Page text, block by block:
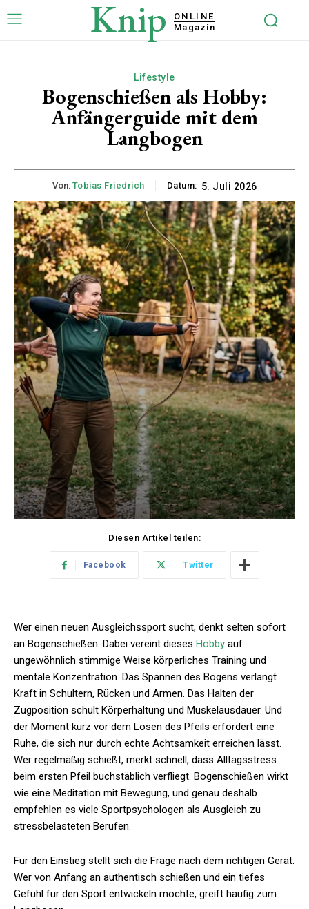
Knip
ONLINE
Magazin
Lifestyle
Bogenschießen als Hobby:
Anfängerguide mit dem
Langbogen
Von: Tobias Friedrich Datum: 5. Juli 2026
Diesen Artikel teilen:
Facebook Twitter
Wer einen neuen Ausgleichssport sucht, denkt selten sofort
an Bogenschießen. Dabei vereint dieses Hobby auf
ungewöhnlich stimmige Weise körperliches Training und
mentale Konzentration. Das Spannen des Bogens verlangt
Kraft in Schultern, Rücken und Armen. Das Halten der
Zugposition schult Körperhaltung und Muskelausdauer. Und
der Moment kurz vor dem Lösen des Pfeils erfordert eine
Ruhe, die sich nur durch echte Achtsamkeit erreichen lässt.
Wer regelmäßig schießt, merkt schnell, dass Alltagsstress
beim ersten Pfeil buchstäblich verfliegt. Bogenschießen wirkt
wie eine Meditation mit Bewegung, und genau deshalb
empfehlen es viele Sportpsychologen als Ausgleich zu
stressbelasteten Berufen.
Für den Einstieg stellt sich die Frage nach dem richtigen Gerät.
Wer von Anfang an authentisch schießen und ein tiefes
Gefühl für den Sport entwickeln möchte, greift häufig zum